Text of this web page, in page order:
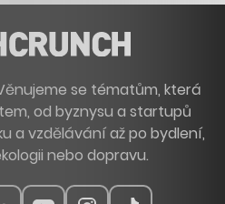
se tématům, která
od byznysu a startupů
a vzdělávání až po bydlení,
nebo dopravu.